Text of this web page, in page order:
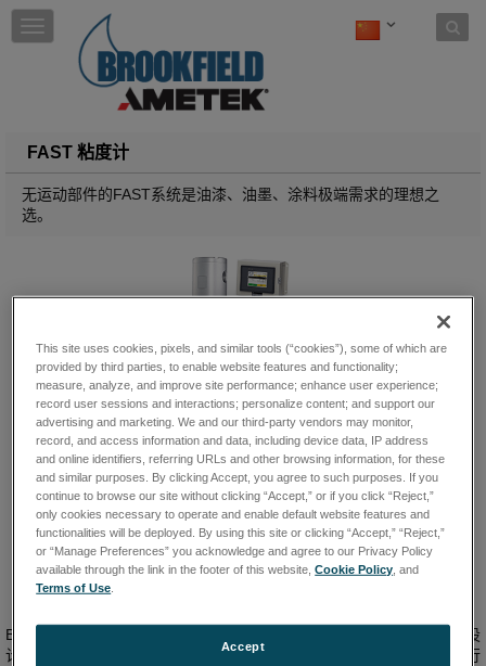
Skip to content
T
o
n
a
v
i
i
FAST 粘度计
无运动部件的FAST系统是油漆、油墨、涂料极端需求的理想之
选。
Brookfield FAST在线粘度测量系统采用坚固耐用设计，无运动部件。设
计用于在印刷、喷涂、胶粘剂应用等各种的极端需求下日复一日地运行
This site uses cookies, pixels, and similar tools (“cookies”), some of which are
provided by third parties, to enable website features and functionality;
measure, analyze, and improve site performance; enhance user experience;
record user sessions and interactions; personalize content; and support our
advertising and marketing. We and our third-party vendors may monitor,
record, and access information and data, including device data, IP address
and online identifiers, referring URLs and other browsing information, for these
and similar purposes. By clicking Accept, you agree to such purposes. If you
continue to browse our site without clicking “Accept,” or if you click “Reject,”
only cookies necessary to operate and enable default website features and
functionalities will be deployed. By using this site or clicking “Accept,” “Reject,”
or “Manage Preferences” you acknowledge and agree to our Privacy Policy
available through the link in the footer of this website,Cookie Policy , and
Terms of Use
Accept